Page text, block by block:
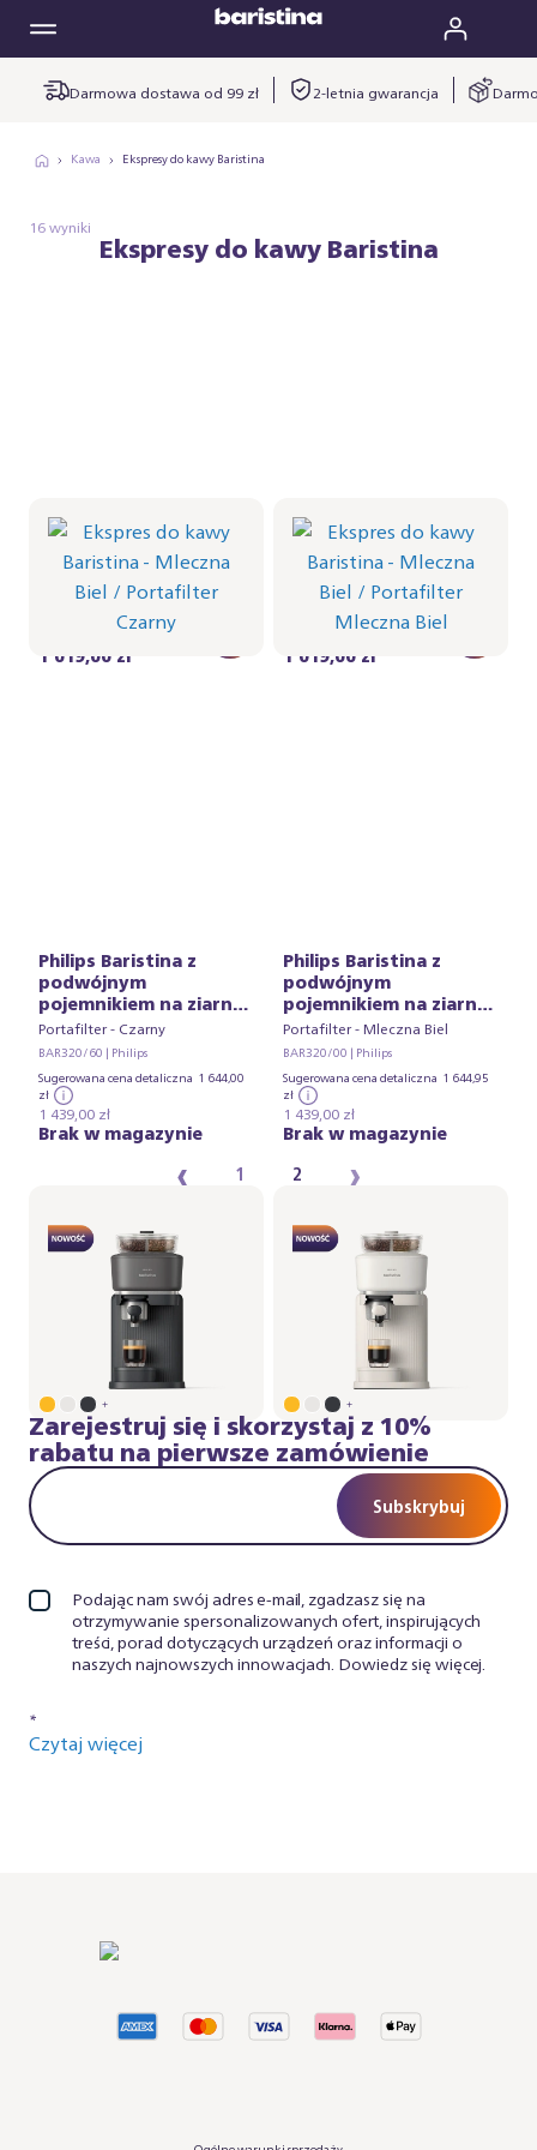
Darmowa dostawa od 99 zł 2-letnia gwarancja
Kawa Ekspresy do kawy Baristina
16 wyniki
Ekspresy do kawy Baristina
Baristina - Mleczna Biel
Portafilter - Czarny
BAR301/02 | Philips
Sugerowana cena detaliczna
1 019,00 zł
Baristina - Mleczna Biel
Portafilter - Mleczna Biel
BAR301/01 | Philips
Sugerowana cena detaliczna
1 399,00 zł
1 019,00 zł
+
Philips Baristina z
podwójnym
pojemnikiem na ziarna
- Czarny
Portafilter - Czarny
BAR320/60 | Philips
Sugerowana cena detaliczna 1 644,00
zł
1 439,00 zł
Brak w magazynie
+
Philips Baristina z
podwójnym
pojemnikiem na ziarna
- Mleczna Biel
Portafilter - Mleczna Biel
BAR320/00 | Philips
Sugerowana cena detaliczna 1 644,95
zł
1 439,00 zł
Brak w magazynie
‹ 1 2 ›
Zarejestruj się i skorzystaj z 10%
rabatu na pierwsze zamówienie
Subskrybuj
Podając nam swój adres e-mail, zgadzasz się na
otrzymywanie spersonalizowanych ofert, inspirujących
treści, porad dotyczących urządzeń oraz informacji o
naszych najnowszych innowacjach. Dowiedz się więcej.
*
Czytaj więcej